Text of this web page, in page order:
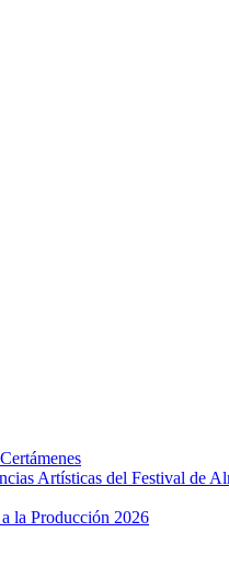
Artísticas del Festival de
la Producción 2026